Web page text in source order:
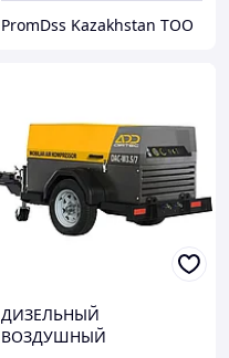
PromDss Kazakhstan TOO
ДИЗЕЛЬНЫЙ
ВОЗДУШНЫЙ